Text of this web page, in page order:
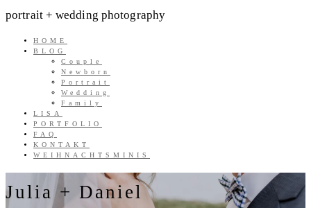
portrait + wedding photography
HOME
BLOG
Couple
Newborn
Portrait
Wedding
Family
LISA
PORTFOLIO
FAQ
KONTAKT
WEIHNACHTSMINIS
Julia + Daniel